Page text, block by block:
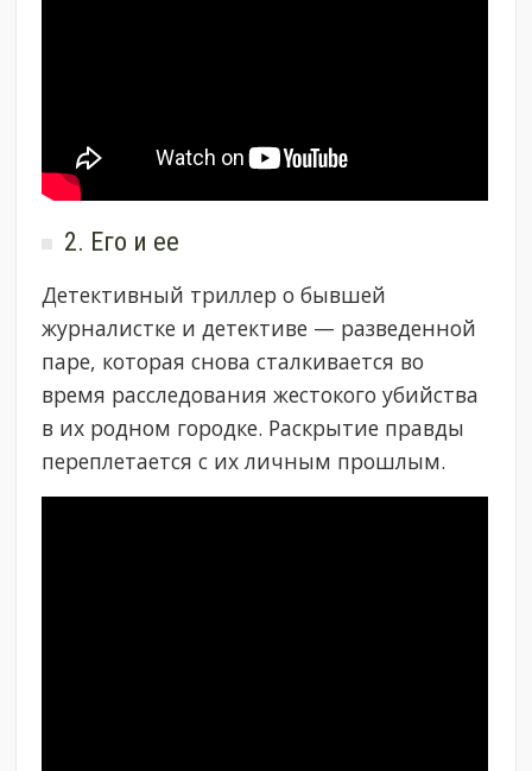
2. Его и ее
Детективный триллер о бывшей
журналистке и детективе — разведенной
паре, которая снова сталкивается во
время расследования жестокого убийства
в их родном городке. Раскрытие правды
переплетается с их личным прошлым.